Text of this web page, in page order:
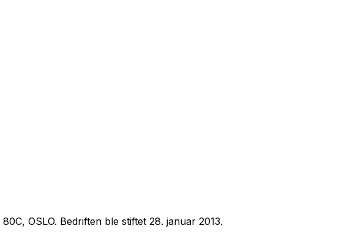
OSLO. Bedriften ble stiftet 28. januar 2013.